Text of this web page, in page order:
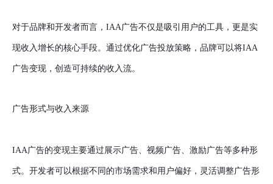
对于品牌和开发者而言，IAA广告不仅是吸引用户的工具，更是实
现收入增长的核心手段。通过优化广告投放策略，品牌可以将IAA
广告变现，创造可持续的收入流。
广告形式与收入来源
IAA广告的变现主要通过展示广告、视频广告、激励广告等多种形
式。开发者可以根据不同的市场需求和用户偏好，灵活调整广告形